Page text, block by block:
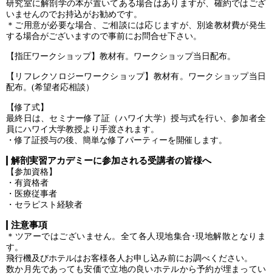
研究室に解剖学の本が置いてある場合はありますが、確約ではござ
いませんのでお持込がお勧めです。
＊ご用意が必要な場合、ご相談には応じますが、別途教材費が発生
する場合がございますので事前にお問合せ下さい。
【指圧ワークショップ】教材有。ワークショップ当日配布。
【リフレクソロジーワークショップ】教材有。ワークショップ当日
配布。(希望者応相談）
【修了式】
最終日は、セミナー修了証（ハワイ大学）授与式を行い、参加者全
員にハワイ大学教授より手渡されます。
・修了証授与の後、簡単な修了パーティーを開催します。
解剖実習アカデミーに参加される受講者の皆様へ
【参加資格】
・有資格者
・医療従事者
・セラピスト経験者
注意事項
＊ツアーではございません。全て各人現地集合･現地解散となりま
す。
飛行機及びホテルはお客様各人お申し込み前にお調べください。
数か月先であっても安価で立地の良いホテルから予約が埋まってい